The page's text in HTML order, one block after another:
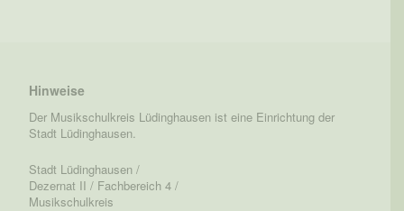
Hinweise
Der Musikschulkreis Lüdinghausen ist eine Einrichtung der
Stadt Lüdinghausen.
Stadt Lüdinghausen /
Dezernat II / Fachbereich 4 /
Musikschulkreis